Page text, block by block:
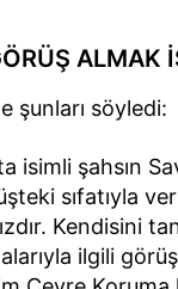
ALMAK
şunları söyledi:
isimli şahsın
sıfatıyla
Kendisini
ilgili